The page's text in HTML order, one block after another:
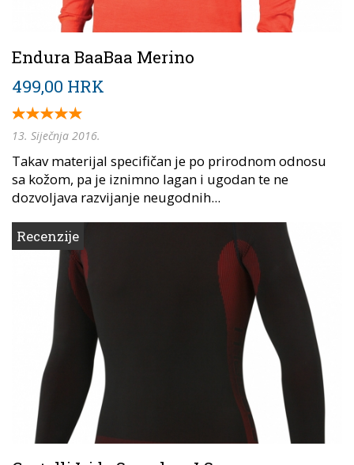
Endura BaaBaa Merino
499,00 HRK
13. Siječnja 2016.
Takav materijal specifičan je po prirodnom odnosu
sa kožom, pa je iznimno lagan i ugodan te ne
dozvoljava razvijanje neugodnih...
Recenzije